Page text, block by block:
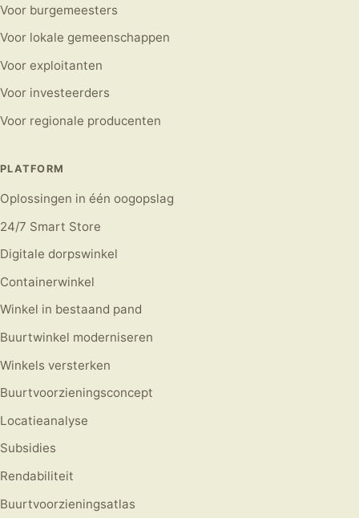
Voor burgemeesters
Voor lokale gemeenschappen
Voor exploitanten
Voor investeerders
Voor regionale producenten
PLATFORM
Oplossingen in één oogopslag
24/7 Smart Store
Digitale dorpswinkel
Containerwinkel
Winkel in bestaand pand
Buurtwinkel moderniseren
Winkels versterken
Buurtvoorzieningsconcept
Locatieanalyse
Subsidies
Rendabiliteit
Buurtvoorzieningsatlas